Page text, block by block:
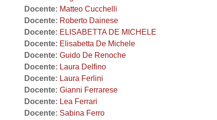
Docente: Matteo Cucchelli
Docente: Roberto Dainese
Docente: ELISABETTA DE MICHELE
Docente: Elisabetta De Michele
Docente: Guido De Renoche
Docente: Laura Delfino
Docente: Laura Ferlini
Docente: Gianni Ferrarese
Docente: Lea Ferrari
Docente: Sabina Ferro